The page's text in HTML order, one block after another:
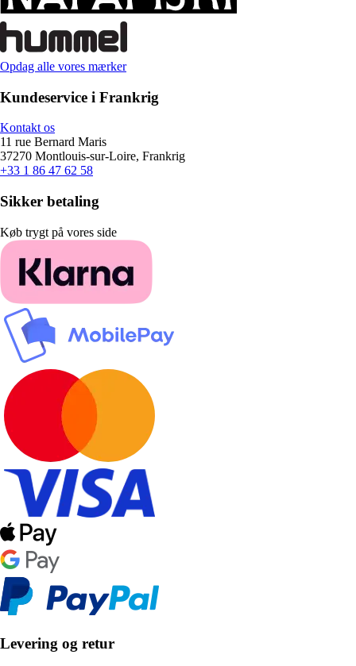
Opdag alle vores mærker
Kundeservice i Frankrig
Kontakt os
11 rue Bernard Maris
37270 Montlouis-sur-Loire, Frankrig
+33 1 86 47 62 58
Sikker betaling
Køb trygt på vores side
Levering og retur